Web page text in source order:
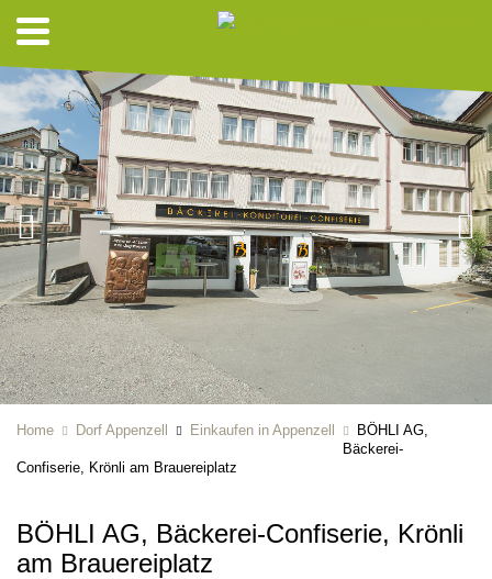
Home Dorf Appenzell Einkaufen in Appenzell
BÖHLI AG,
Bäckerei-
Confiserie, Krönli am Brauereiplatz
BÖHLI AG, Bäckerei-Confiserie, Krönli
am Brauereiplatz